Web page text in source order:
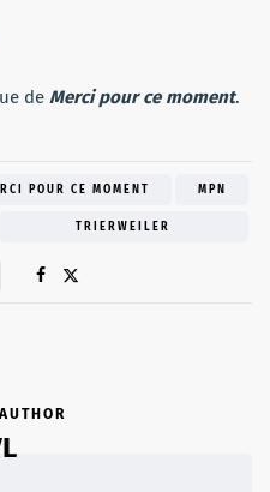
de Merci pour ce moment.
POUR CE MOMENT MPN
TRIERWEILER